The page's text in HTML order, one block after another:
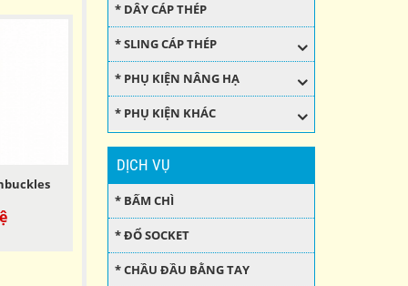
* DÂY CÁP THÉP
* SLING CÁP THÉP
* PHỤ KIỆN NÂNG HẠ
* PHỤ KIỆN KHÁC
DỊCH VỤ
* BẤM CHÌ
* ĐỔ SOCKET
* CHẦU ĐẦU BẰNG TAY